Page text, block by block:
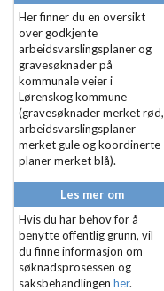
Her finner du en oversikt
over godkjente
arbeidsvarslingsplaner og
gravesøknader på
kommunale veier i
Lørenskog kommune
(gravesøknader merket rød,
arbeidsvarslingsplaner
merket gule og koordinerte
planer merket blå).
Les mer om
Hvis du har behov for å
benytte offentlig grunn, vil
du finne informasjon om
søknadsprosessen og
saksbehandlingen her.